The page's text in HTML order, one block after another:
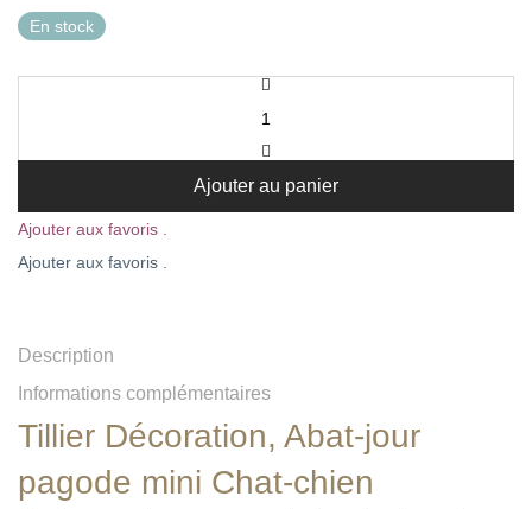
En stock
Ajouter au panier
Ajouter aux favoris .
Ajouter aux favoris .
Description
Informations complémentaires
Tillier Décoration, Abat-jour
pagode mini Chat-chien